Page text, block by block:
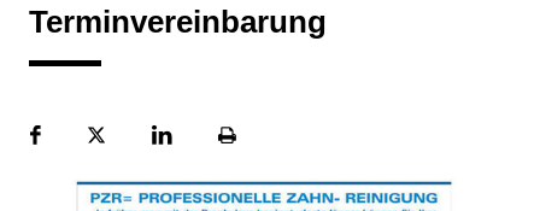
Terminvereinbarung
FacebookPlattformLinekdInSeite